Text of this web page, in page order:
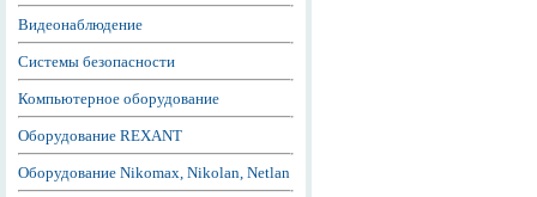
Видеонаблюдение
Системы безопасности
Компьютерное оборудование
Оборудование REXANT
Оборудование Nikomax, Nikolan, Netlan